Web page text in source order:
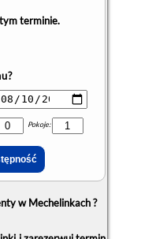
terminie.
Pokoje:
w Mechelinkach ?